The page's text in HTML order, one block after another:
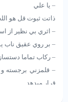
– يا علي
ذاتت ثبوت قل هو
– اثري بي نظير از
– بر روي عقيق ناب
– ركاب تماما
– قلمزني برجسته
قرار ميدهد.